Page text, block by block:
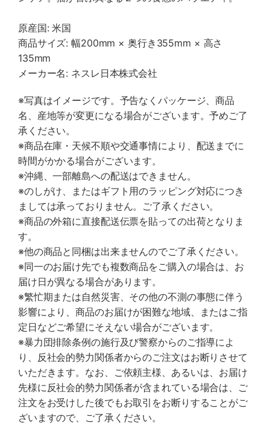
原産国: 米国
商品サイズ: 幅200mm × 奥行き355mm × 高さ
135mm
メーカー名: ネスレ日本株式会社
※写真はイメージです。予告なくパッケージ、商品
名、産地等が変更になる場合がございます。予めご了
承ください。
※商品在庫・天候不順や交通事情により、配送までに
時間がかかる場合がございます。
※沖縄、一部離島への配送はできません。
※のしがけ、またはギフト用のラッピング対応につき
ましては承っておりません。ご了承ください。
※商品の外箱に直接配送伝票を貼っての出荷となりま
す。
※他の商品と同梱は出来ませんのでご了承ください。
※同一のお届け先でも複数商品をご購入の場合は、お
届け日が異なる場合があります。
※繁忙期または自然災害、その他の不測の事態に伴う
影響により、商品のお届けが困難な地域、またはご指
定日などご希望にそえない場合がございます。
※暴力団排除条例の施行及び警察からのご指導によ
り、反社会的勢力関係者からのご注文はお断りさせて
いただきます。なお、ご依頼主様、あるいは、お届け
先様に反社会的勢力関係者が含まれている場合は、ご
注文をお受けした後でもお取引をお断りすることがご
ざいますので、ご了承ください。